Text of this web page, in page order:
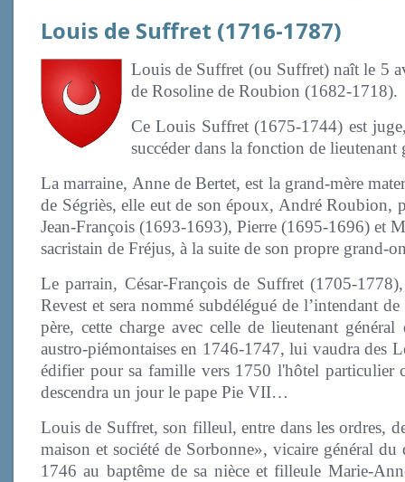
Louis de Suffret (1716-1787)
Louis de Suffret (ou Suffret) naît le 5
de Rosoline de Roubion (1682-1718).
Ce Louis Suffret (1675-1744) est
succéder dans la fonction de lieutenant
La marraine, Anne de Bertet, est la grand-mère
de Ségriès, elle eut de son époux, André
Jean-François (1693-1693), Pierre (1695-1696) et
sacristain de Fréjus, à la suite de son propre grand-
Le parrain, César-François de Suffret (1705-
Revest et sera nommé subdélégué de l’intendant
père, cette charge avec celle de lieutenant
austro-piémontaises en 1746-1747, lui vaudra des
édifier pour sa famille vers 1750 l'hôtel particulier
descendra un jour le pape Pie VII…
Louis de Suffret, son filleul, entre dans les ordres,
maison et société de Sorbonne», vicaire général
1746 au baptême de sa nièce et filleule Marie-